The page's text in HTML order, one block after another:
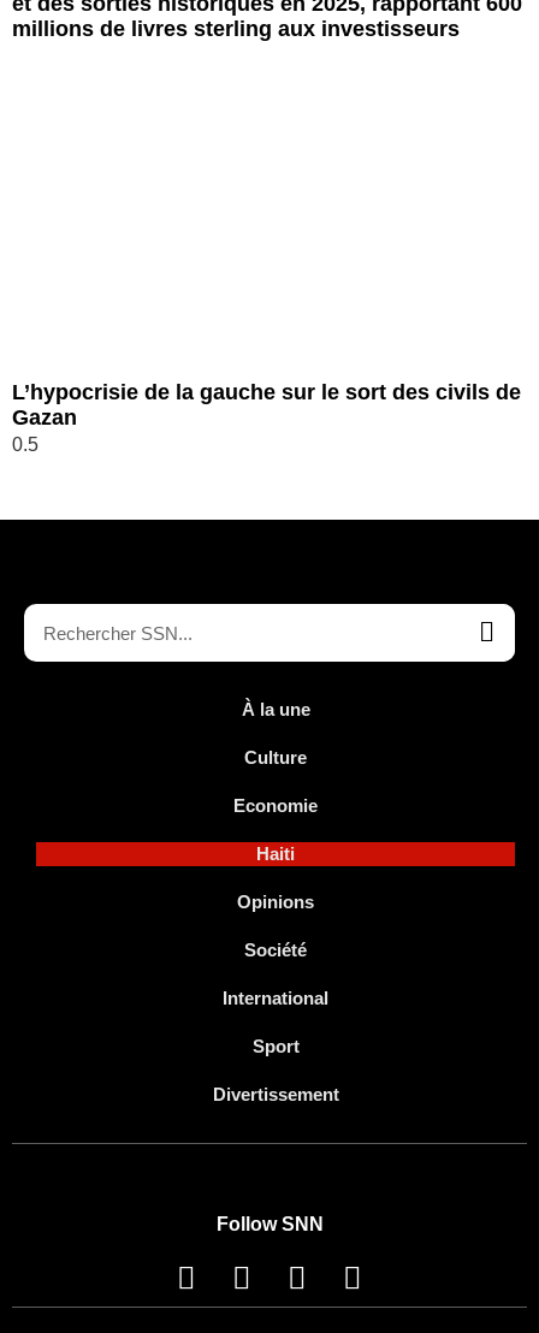
millions de livres sterling aux investisseurs
L’hypocrisie de la gauche sur le sort des civils de
Gazan
À la une
Culture
Economie
Haiti
Opinions
Société
International
Sport
Divertissement
Follow SNN